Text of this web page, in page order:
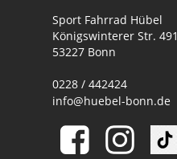
Sport Fahrrad Hübel
Königswinterer Str. 491
53227 Bonn
0228 / 442424
info@huebel-bonn.de